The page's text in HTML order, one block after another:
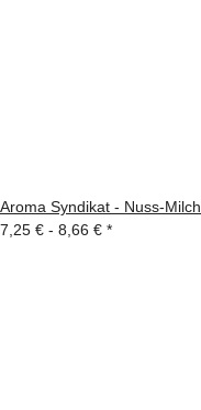
Aroma Syndikat - Nuss-
7,25 € - 8,66 € *